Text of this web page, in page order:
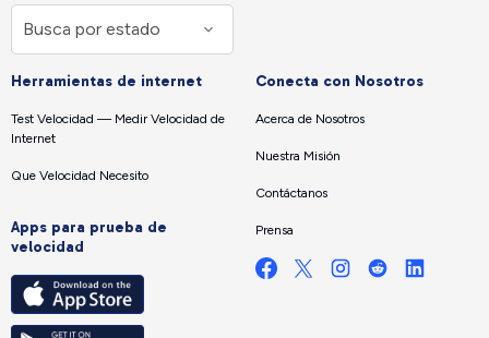
Herramientas de internet
Test Velocidad — Medir Velocidad de
Internet
Que Velocidad Necesito
Apps para prueba de
velocidad
Conecta con Nosotros
Acerca de Nosotros
Nuestra Misión
Contáctanos
Prensa